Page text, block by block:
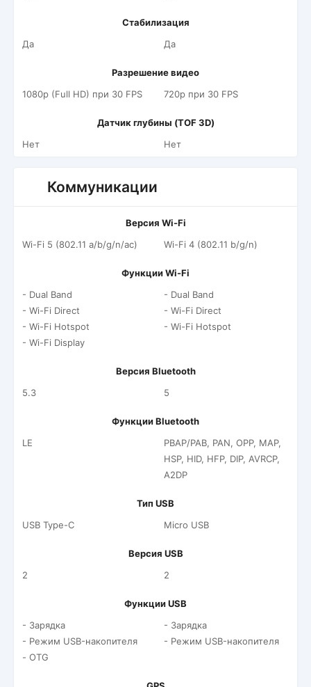
Стабилизация
Да
Да
Разрешение видео
1080p (Full HD) при 30 FPS
720p при 30 FPS
Датчик глубины (TOF 3D)
Нет
Нет
Коммуникации
Версия Wi-Fi
Wi-Fi 5 (802.11 a/b/g/n/ac)
Wi-Fi 4 (802.11 b/g/n)
Функции Wi-Fi
- Dual Band
- Wi-Fi Direct
- Wi-Fi Hotspot
- Wi-Fi Display
- Dual Band
- Wi-Fi Direct
- Wi-Fi Hotspot
Версия Bluetooth
5.3
5
Функции Bluetooth
LE
PBAP/PAB, PAN, OPP, MAP,
HSP, HID, HFP, DIP, AVRCP,
A2DP
Тип USB
USB Type-C
Micro USB
Версия USB
2
2
Функции USB
- Зарядка
- Режим USB-накопителя
- OTG
- Зарядка
- Режим USB-накопителя